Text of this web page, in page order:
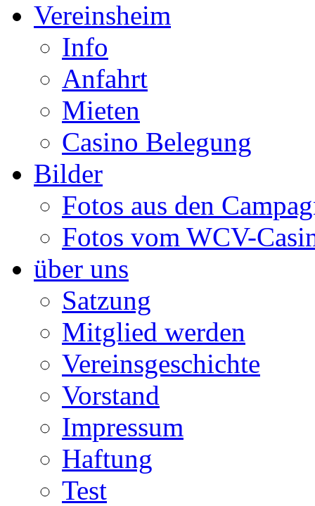
Vereinsheim
Info
Anfahrt
Mieten
Casino Belegung
Bilder
Fotos aus den
Fotos vom WCV-
über uns
Satzung
Mitglied werden
Vereinsgeschichte
Vorstand
Impressum
Haftung
Test